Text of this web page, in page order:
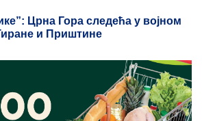
Црна Гора следећа у војном
и Приштине